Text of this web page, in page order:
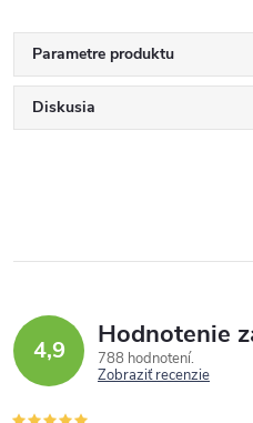
Parametre produktu
Diskusia
4,9 Hodnotenie
788 hodnotení
Zobraziť recenzie